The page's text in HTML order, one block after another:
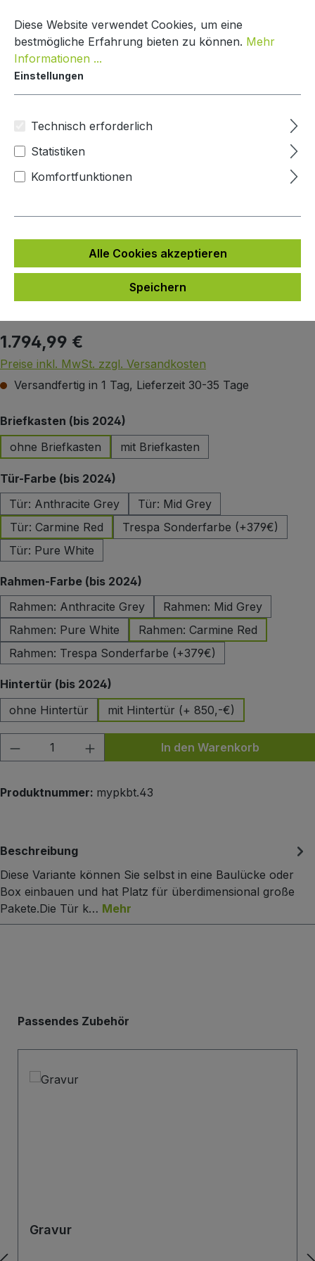
Paketbox One Türeinsatz
Mypaketkasten
Bildergalerie überspringen
Regulärer Preis:
1.794,99 €
Preise inkl. MwSt. zzgl. Versandkosten
Versandfertig in 1 Tag, Lieferzeit 30-35 Tage
Briefkasten (bis 2024)
ohne Briefkasten
mit Briefkasten
Tür-Farbe (bis 2024)
Tür: Anthracite Grey
Tür: Mid Grey
Tür: Carmine Red
Trespa Sonderfarbe (+379€)
Tür: Pure White
Rahmen-Farbe (bis 2024)
Rahmen: Anthracite Grey
Rahmen: Mid Grey
Rahmen: Pure White
Rahmen: Carmine Red
Rahmen: Trespa Sonderfarbe (+379€)
Hintertür (bis 2024)
ohne Hintertür
mit Hintertür (+ 850,-€)
Produkt Anzahl: Gib den gewünschten
In den Warenkorb
Produktnummer: mypkbt.43
Beschreibung
Diese Variante können Sie selbst in eine Baulücke oder
Box einbauen und hat Platz für überdimensional große
Pakete.Die Tür k… Mehr
Produktgalerie überspringen
Passendes Zubehör
Gravur
Diese Website verwendet Cookies, um eine
bestmögliche Erfahrung bieten zu können. Mehr
Informationen ...
Einstellungen
Technisch erforderlich
Statistiken
Komfortfunktionen
Alle Cookies akzeptieren
Speichern